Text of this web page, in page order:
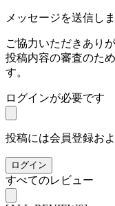
メッセージを送信しま
ご協力いただきあり
投稿内容の審査のた
す。
ログインが必要です
投稿には会員登録お
ログイン
すべてのレビュー